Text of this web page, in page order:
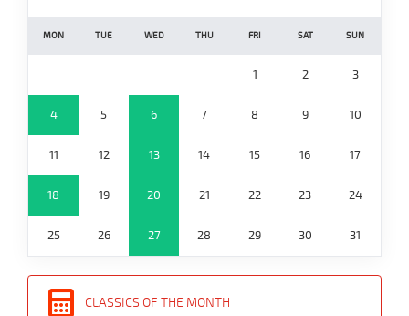
MON TUE WED THU FRI SAT SUN
1 2 3
4 5 6 7 8 9 10
11 12 13 14 15 16 17
18 19 20 21 22 23 24
25 26 27 28 29 30 31
CLASSICS OF THE MONTH